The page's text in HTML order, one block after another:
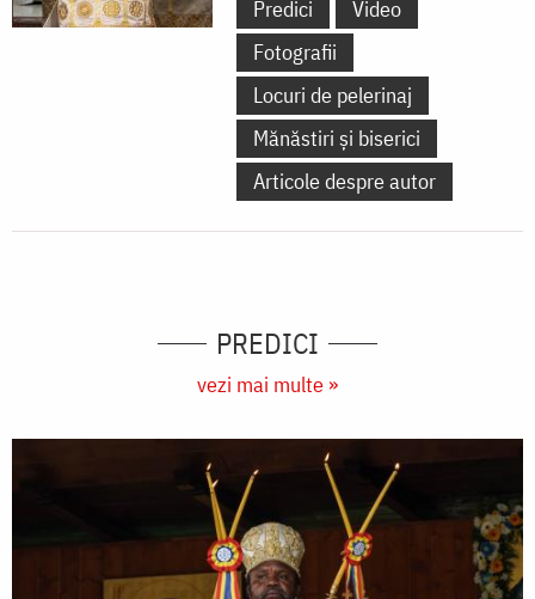
Predici
Video
Fotografii
Locuri de pelerinaj
Mănăstiri și biserici
Articole despre autor
PREDICI
vezi mai multe »